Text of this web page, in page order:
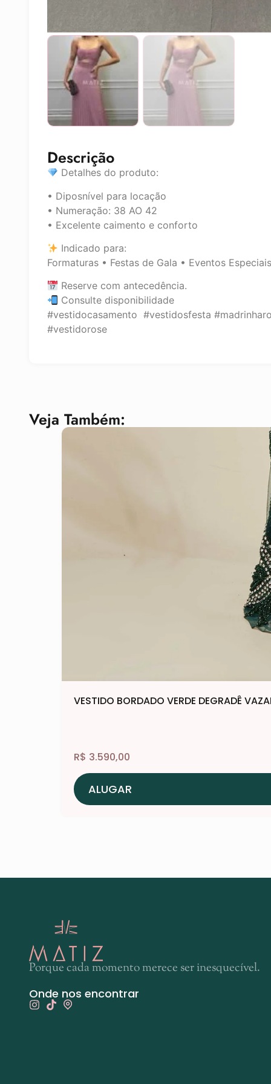
Descrição
Detalhes do produto:
• Diposnível para locação
• Numeração: 38 AO 42
• Excelente caimento e conforto
Indicado para:
Formaturas • Festas de Gala • Eventos Especiais
Reserve com antecedência.
Consulte disponibilidade
#vestidocasamento #vestidosfesta
#vestidorose
Veja Também:
VESTIDO BORDADO VERDE DEGRADÊ
R$ 3.590,00
ALUGAR
Porque cada momento merece ser inesquecível.
Onde nos encontrar